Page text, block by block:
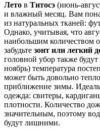
Лето в Титосэ (июнь-
и влажный месяц. Вам
из натуральных тканей:
Однако, учитывая, что
наибольшим количеством
забудьте зонт или легкий
головной убор также
ноябрь) температура
может быть довольно
приближение зимы.
одежда: свитеры,
плотности. Количество
значительным, поэтому
будут лишними.